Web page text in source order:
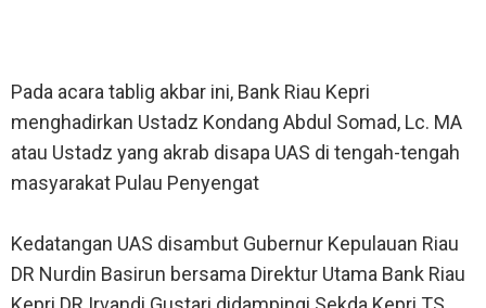
Pada acara tablig akbar ini, Bank Riau Kepri
menghadirkan Ustadz Kondang Abdul Somad, Lc. MA
atau Ustadz yang akrab disapa UAS di tengah-tengah
masyarakat Pulau Penyengat
Kedatangan UAS disambut Gubernur Kepulauan Riau
DR Nurdin Basirun bersama Direktur Utama Bank Riau